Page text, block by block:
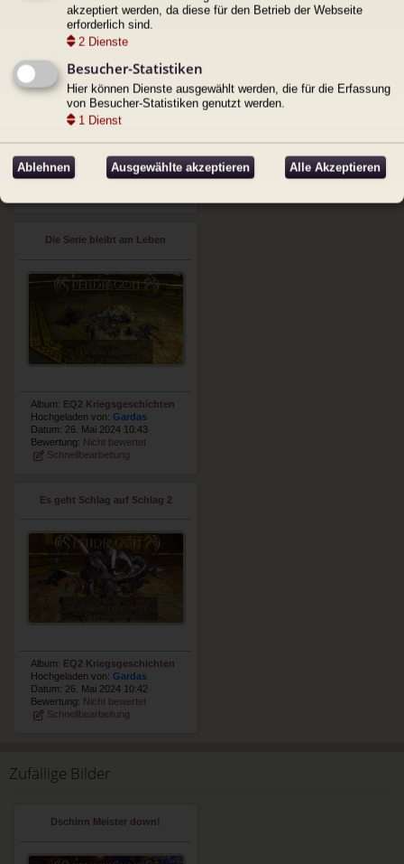
Album:EQ2 Kriegsgeschichten
Hochgeladen von:Gardas
Datum: 26. Mai 2024 10:44
Bewertung:
Nicht bewertet
Die Serie bleibt am Leben
Album: EQ2 Kriegsgeschichten
Hochgeladen von: Gardas
Datum: 26. Mai 2024 10:43
Bewertung: Nicht bewertet
Schnellbearbeitung
Es geht Schlag auf Schlag 2
Album: EQ2 Kriegsgeschichten
Hochgeladen von: Gardas
Datum: 26. Mai 2024 10:42
Bewertung: Nicht bewertet
Schnellbearbeitung
Zufällige Bilder
Dschinn Meister down!
akzeptiert werden, da diese für den Betrieb der Webseite
erforderlich sind.
2 Dienste
Besucher-Statistiken
Hier können Dienste ausgewählt werden, die für die Erfassung
von Besucher-Statistiken genutzt werden.
1 Dienst
Ablehnen Ausgewählte akzeptieren Alle Akzeptieren